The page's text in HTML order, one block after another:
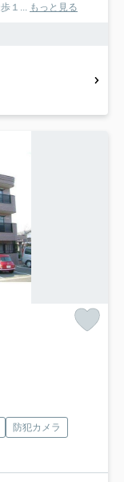
１... もっと見る
防犯カメラ